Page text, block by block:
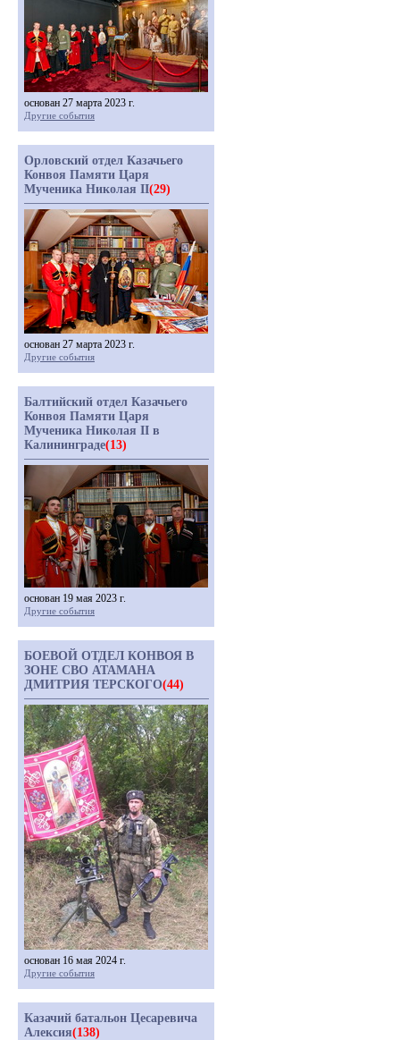
основан 27 марта 2023 г.
Другие события
Орловский отдел Казачьего
Конвоя Памяти Царя
Мученика Николая II(29)
основан 27 марта 2023 г.
Другие события
Балтийский отдел Казачьего
Конвоя Памяти Царя
Мученика Николая II в
Калининграде(13)
основан 19 мая 2023 г.
Другие события
БОЕВОЙ ОТДЕЛ КОНВОЯ В
ЗОНЕ СВО АТАМАНА
ДМИТРИЯ ТЕРСКОГО(44)
основан 16 мая 2024 г.
Другие события
Казачий батальон Цесаревича
Алексия(138)